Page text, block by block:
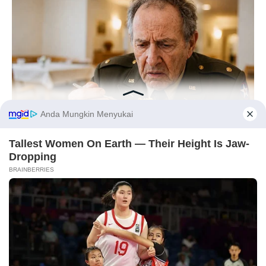
Japan's Oldest Doctors Say Memory Loss Isn't Age: Just
Stop Eating These 3 Foods
Before You Go